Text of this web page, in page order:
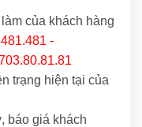
của khách hàng
-
trạng hiện tại của
báo giá khách